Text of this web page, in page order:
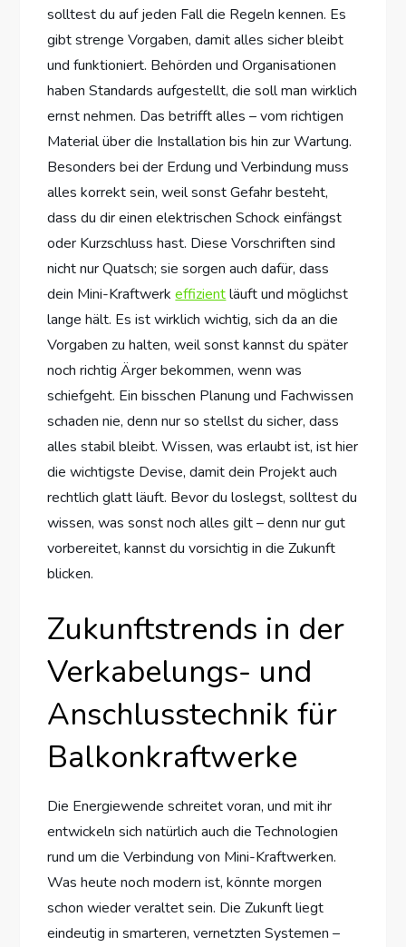
solltest du auf jeden Fall die Regeln kennen. Es
gibt strenge Vorgaben, damit alles sicher bleibt
und funktioniert. Behörden und Organisationen
haben Standards aufgestellt, die soll man wirklich
ernst nehmen. Das betrifft alles – vom richtigen
Material über die Installation bis hin zur Wartung.
Besonders bei der Erdung und Verbindung muss
alles korrekt sein, weil sonst Gefahr besteht,
dass du dir einen elektrischen Schock einfängst
oder Kurzschluss hast. Diese Vorschriften sind
nicht nur Quatsch; sie sorgen auch dafür, dass
dein Mini-Kraftwerkeffizientläuft und möglichst
lange hält. Es ist wirklich wichtig, sich da an die
Vorgaben zu halten, weil sonst kannst du später
noch richtig Ärger bekommen, wenn was
schiefgeht. Ein bisschen Planung und Fachwissen
schaden nie, denn nur so stellst du sicher, dass
alles stabil bleibt. Wissen, was erlaubt ist, ist hier
die wichtigste Devise, damit dein Projekt auch
rechtlich glatt läuft. Bevor du loslegst, solltest du
wissen, was sonst noch alles gilt – denn nur gut
vorbereitet, kannst du vorsichtig in die Zukunft
blicken.
Zukunftstrends in der
Verkabelungs- und
Anschlusstechnik für
Balkonkraftwerke
Die Energiewende schreitet voran, und mit ihr
entwickeln sich natürlich auch die Technologien
rund um die Verbindung von Mini-Kraftwerken.
Was heute noch modern ist, könnte morgen
schon wieder veraltet sein. Die Zukunft liegt
eindeutig in smarteren, vernetzten Systemen –